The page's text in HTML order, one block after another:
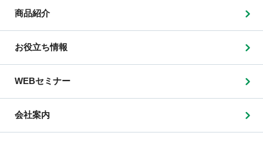
商品紹介
お役立ち情報
WEBセミナー
会社案内